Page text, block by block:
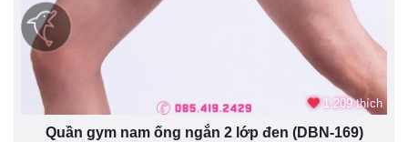
1.209 thích
Quần gym nam ống ngắn 2 lớp đen (DBN-169)